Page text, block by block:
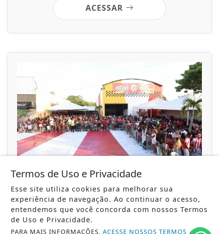
ACESSAR
União de Maricá e Prefeitura promovem
grande ação social com serviços
gratuitos para...
Iniciativa acontece no sábado (20), na quadra da
Termos de Uso e Privacidade
Esse site utiliza cookies para melhorar sua
experiência de navegação. Ao continuar o acesso,
entendemos que você concorda com nossos Termos
de Uso e Privacidade.
PARA MAIS INFORMAÇÕES,ACESSE NOSSOS TERMOS